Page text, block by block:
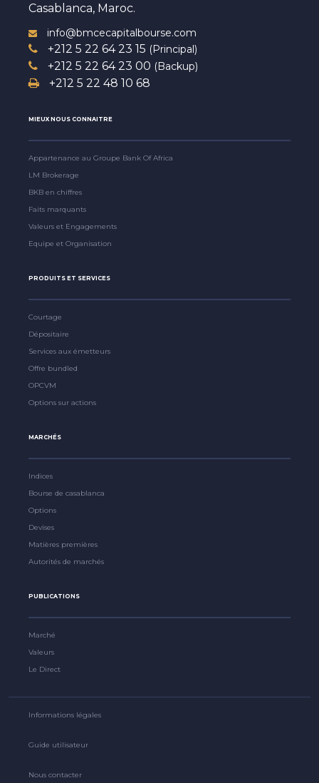
Casablanca, Maroc.
info@bmcecapitalbourse.com
+212 5 22 64 23 15 (Principal)
+212 5 22 64 23 00 (Backup)
+212 5 22 48 10 68
MIEUX NOUS CONNAITRE
Appartenance au Groupe Bank Of Africa
LM Brokerage
BKB en chiffres
Faits marquants
Valeurs et Engagements
Equipe et Organisation
PRODUITS ET SERVICES
Courtage
Dépositaire
Services aux émetteurs
Offre bundled
OPCVM
Options sur actions
MARCHÉS
Indices
Bourse de casablanca
Options
Devises
Matières premières
Autorités de marchés
PUBLICATIONS
Marché
Valeurs
Le Direct
Informations légales
Guide utilisateur
Nous contacter